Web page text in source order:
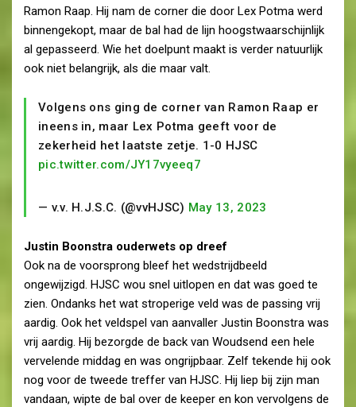
Ramon Raap. Hij nam de corner die door Lex Potma werd
binnengekopt, maar de bal had de lijn hoogstwaarschijnlijk
al gepasseerd. Wie het doelpunt maakt is verder natuurlijk
ook niet belangrijk, als die maar valt.
Volgens ons ging de corner van Ramon Raap er
ineens in, maar Lex Potma geeft voor de
zekerheid het laatste zetje. 1-0 HJSC
pic.twitter.com/JY17vyeeq7
— v.v. H.J.S.C. (@vvHJSC) May 13, 2023
Justin Boonstra ouderwets op dreef
Ook na de voorsprong bleef het wedstrijdbeeld
ongewijzigd. HJSC wou snel uitlopen en dat was goed te
zien. Ondanks het wat stroperige veld was de passing vrij
aardig. Ook het veldspel van aanvaller Justin Boonstra was
vrij aardig. Hij bezorgde de back van Woudsend een hele
vervelende middag en was ongrijpbaar. Zelf tekende hij ook
nog voor de tweede treffer van HJSC. Hij liep bij zijn man
vandaan, wipte de bal over de keeper en kon vervolgens de